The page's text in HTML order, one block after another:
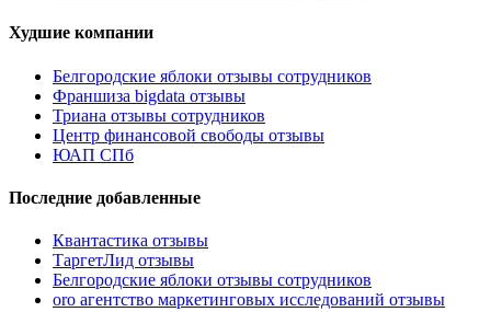
Худшие компании
Белгородские яблоки отзывы сотрудников
Франшиза bigdata отзывы
Триана отзывы сотрудников
Центр финансовой свободы отзывы
ЮАП СПб
Последние добавленные
Квантастика отзывы
ТаргетЛид отзывы
Белгородские яблоки отзывы сотрудников
oro агентство маркетинговых исследований отзывы